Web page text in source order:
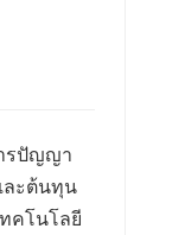
รปัญญา
ละต้นทุน
คโนโลยี